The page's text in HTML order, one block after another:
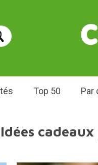
Top 50 Par
Idées